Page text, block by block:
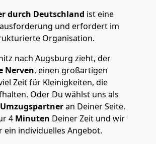
durch Deutschland ist eine
und erfordert im
Organisation.
nach Augsburg zieht, der
Nerven, einen großartigen
Zeit für Kleinigkeiten, die
Oder Du wählst uns als
an Deiner Seite.
4 Minuten Deiner Zeit und wir
ein individuelles Angebot.